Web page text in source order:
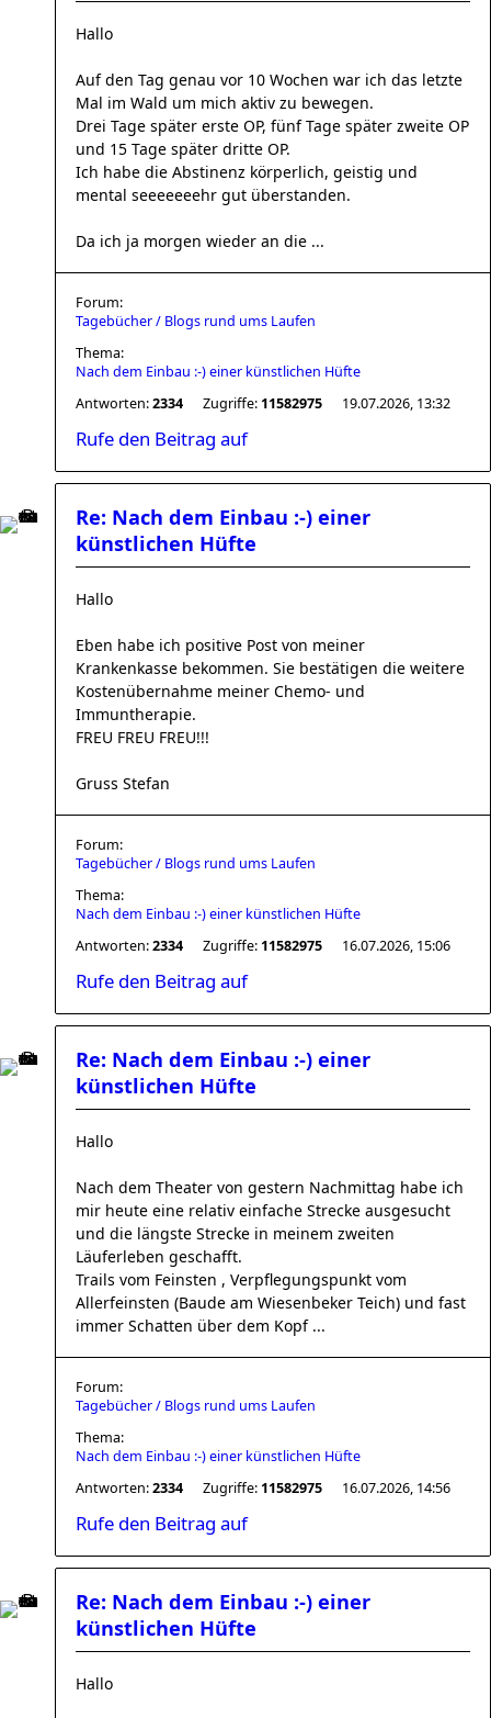
Hallo
Auf den Tag genau vor 10 Wochen war ich das letzte
Mal im Wald um mich aktiv zu bewegen.
Drei Tage später erste OP, fünf Tage später zweite OP
und 15 Tage später dritte OP.
Ich habe die Abstinenz körperlich, geistig und
mental seeeeeeehr gut überstanden.
Da ich ja morgen wieder an die ...
Forum:
Tagebücher / Blogs rund ums Laufen
Thema:
Nach dem Einbau :-) einer künstlichen Hüfte
Antworten:2334 Zugriffe: 11582975 19.07.2026, 13:32
Rufe den Beitrag auf
Re: Nach dem Einbau :-) einer
künstlichen Hüfte
Hallo
Eben habe ich positive Post von meiner
Krankenkasse bekommen. Sie bestätigen die weitere
Kostenübernahme meiner Chemo- und
Immuntherapie.
FREU FREU FREU!!!
Gruss Stefan
Forum:
Tagebücher / Blogs rund ums Laufen
Thema:
Nach dem Einbau :-) einer künstlichen Hüfte
Antworten:2334 Zugriffe: 11582975 16.07.2026, 15:06
Rufe den Beitrag auf
Re: Nach dem Einbau :-) einer
künstlichen Hüfte
Hallo
Nach dem Theater von gestern Nachmittag habe ich
mir heute eine relativ einfache Strecke ausgesucht
und die längste Strecke in meinem zweiten
Läuferleben geschafft.
Trails vom Feinsten , Verpflegungspunkt vom
Allerfeinsten (Baude am Wiesenbeker Teich) und fast
immer Schatten über dem Kopf ...
Forum:
Tagebücher / Blogs rund ums Laufen
Thema:
Nach dem Einbau :-) einer künstlichen Hüfte
Antworten:2334 Zugriffe: 11582975 16.07.2026, 14:56
Rufe den Beitrag auf
Re: Nach dem Einbau :-) einer
künstlichen Hüfte
Hallo